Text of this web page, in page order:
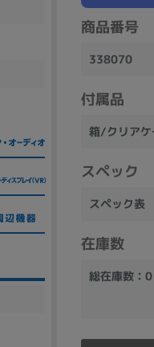
商品番号
338070
付属品
箱/クリアケ
スペック
スペック表
在庫数
総在庫数：0